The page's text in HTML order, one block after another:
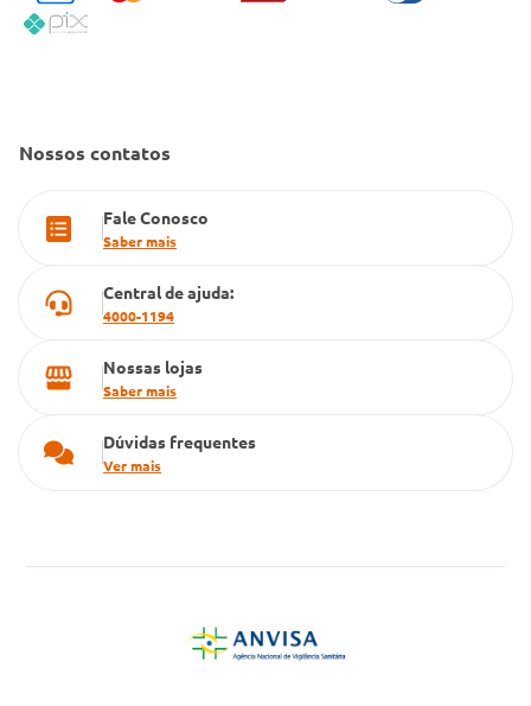
Código de Conduta
Política de Reembolso
Convênio Conlife
Cartão Grupo Conde
Nossos contatos
Fale Conosco
Saber mais
Central de ajuda:
4000-1194
Nossas lojas
Saber mais
Dúvidas frequentes
Ver mais